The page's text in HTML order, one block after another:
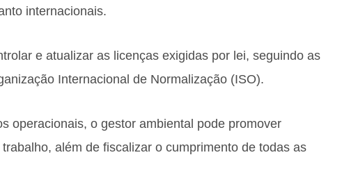
internacionais.
e atualizar as licenças exigidas por lei, seguindo as
Internacional de Normalização (ISO).
operacionais, o gestor ambiental pode promover
além de fiscalizar o cumprimento de todas as